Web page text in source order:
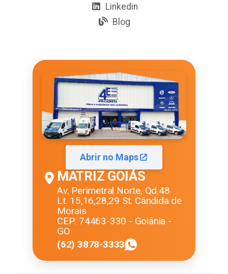
Linkedin
Blog
Abrir no Maps
MATRIZ GOIÁS
Av. Perimetral Norte, Qd.48
Lt. 15,16,28,29 St. Cândida de
Morais
CEP: 74463-330 - Goiânia -
GO
(62) 3878-3333